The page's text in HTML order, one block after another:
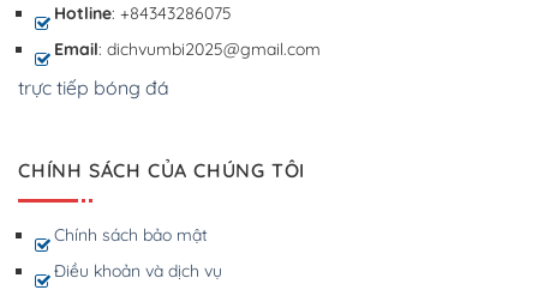
Hotline: +84343286075
Email: dichvumbi2025@gmail.com
trực tiếp bóng đá
CHÍNH SÁCH CỦA CHÚNG TÔI
Chính sách bảo mật
Điều khoản và dịch vụ